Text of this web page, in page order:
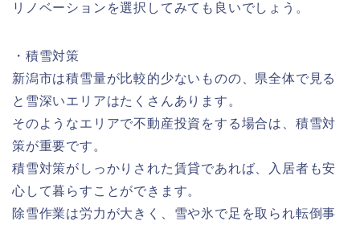
リノベーションを選択してみても良いでしょう。
・積雪対策
新潟市は積雪量が比較的少ないものの、県全体で見る
と雪深いエリアはたくさんあります。
そのようなエリアで不動産投資をする場合は、積雪対
策が重要です。
積雪対策がしっかりされた賃貸であれば、入居者も安
心して暮らすことができます。
除雪作業は労力が大きく、雪や氷で足を取られ転倒事